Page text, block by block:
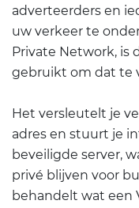
adverteerders en
uw verkeer te
Private Network, is
gebruikt om dat te
Het versleutelt je
adres en stuurt je
beveiligde server,
privé blijven voor
behandelt wat een